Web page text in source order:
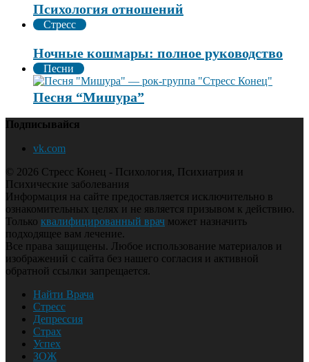
Психология отношений
Стресс
Ночные кошмары: полное руководство
Песни
Песня “Мишура”
Подписывайся
vk.com
© 2026 Стресс Конец - Психология, Психиатрия и
Психические заболевания
Информация на сайте предоставляется исключительно в
ознакомительных целях и не является призывом к действию.
Только квалифицированный врач может назначить
подходящее вам лечение.
Все права защищены. Любое использование материалов и
изображений с сайта без нашего согласия и активной
обратной ссылки запрещается.
Найти Врача
Стресс
Депрессия
Страх
Успех
ЗОЖ